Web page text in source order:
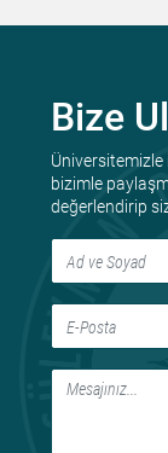
Bize
bizimle
değerlendirip